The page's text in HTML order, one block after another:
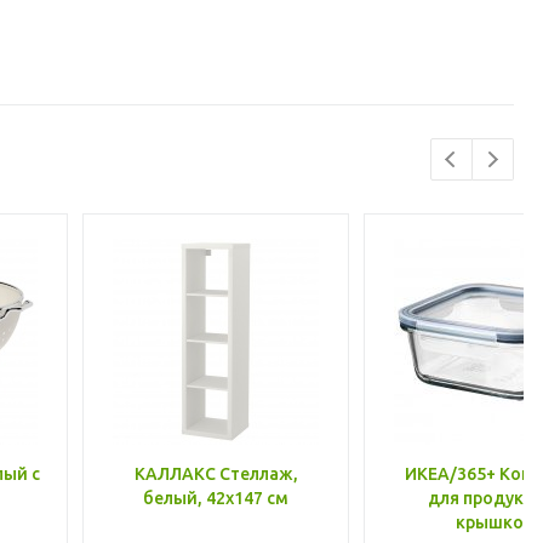
с
КАЛЛАКС Стеллаж,
белый, 42x147 см
ИКЕА/365+
для
крышкой,